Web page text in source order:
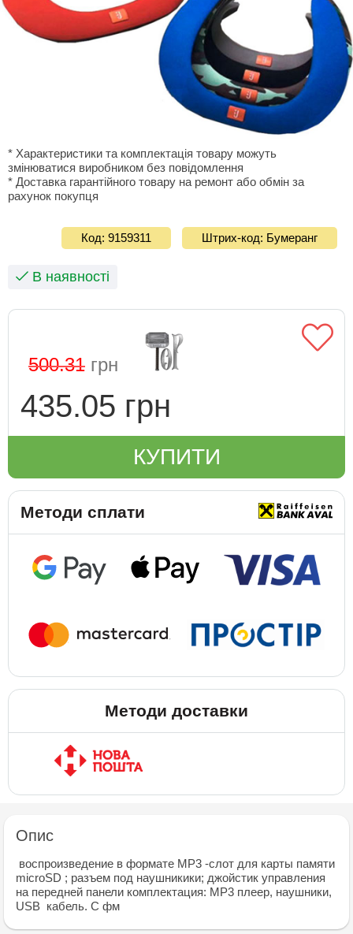
* Характеристики та комплектація товару можуть
змінюватися виробником без повідомлення
* Доставка гарантiйного товару на ремонт або обмiн за
рахунок покупця
Код: 9159311 Штрих-код: Бумеранг
В наявності
500.31 грн
435.05 грн
КУПИТИ
Методи сплати
Методи доставки
Опис
воспроизведение в формате МР3 -слот для карты памяти
microSD ; разъем под наушникики; джойстик управления
на передней панели комплектация: МР3 плеер, наушники,
USB кабель. С фм